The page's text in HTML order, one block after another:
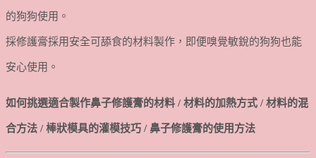
的狗狗使用。
採修護膏採用安全可舔食的材料製作，即便嗅覺敏銳的狗狗也能
安心使用。
如何挑選適合製作鼻子修護膏的材料 / 材料的加熱方式 / 材料的混
合方法 / 棒狀模具的灌模技巧 / 鼻子修護膏的使用方法